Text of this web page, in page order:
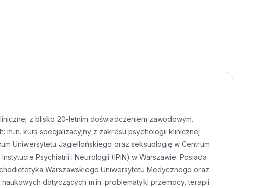
z blisko 20-letnim doświadczeniem zawodowym.
m.in. kurs specjalizacyjny z zakresu psychologii klinicznej
Uniwersytetu Jagiellońskiego oraz seksuologię w Centrum
Psychiatrii i Neurologii (IPiN) w Warszawie. Posiada
Warszawskiego Uniwersytetu Medycznego oraz
dotyczących m.in. problematyki przemocy, terapii